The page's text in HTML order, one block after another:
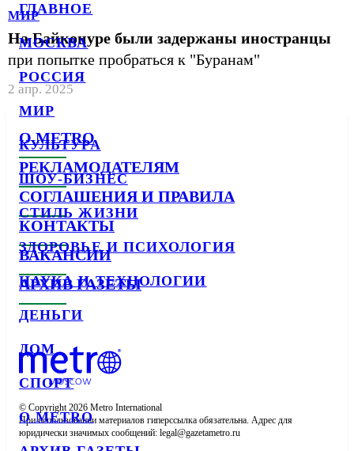
ГЛАВНОЕ
МОСКВА
РОССИЯ
МИР
КУЛЬТУРА
ШОУ-БИЗНЕС
СТИЛЬ ЖИЗНИ
ЗДОРОВЬЕ И ПСИХОЛОГИЯ
НАУКА И ТЕХНОЛОГИИ
ДЕНЬГИ
ДОМ
СПОРТ
О METRO
МИР
На Байконуре были задержаны иностранцы
при попытке пробраться к "Буранам"
2 апр. 2025
О METRO
РЕКЛАМОДАТЕЛЯМ
СОГЛАШЕНИЯ И ПРАВИЛА
КОНТАКТЫ
ВАКАНСИИ
АРХИВ ГАЗЕТЫ
© Copyright 2026 Metro International
При использовании материалов гиперссылка обязательна. Адрес для
юридически значимых сообщений: